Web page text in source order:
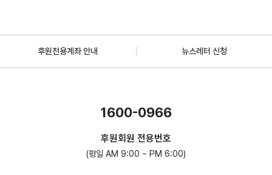
후원전용계좌 안내 뉴스레터 신청
1600-0966
후원회원 전용번호
(평일 AM 9:00 ~ PM 6:00)